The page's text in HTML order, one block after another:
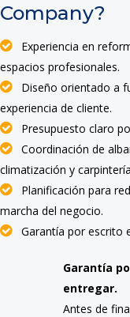
Company?
Experiencia en
espacios profesionales.
Diseño orientado a
experiencia de cliente.
Presupuesto claro
Coordinación de
climatización y
Planificación para
marcha del negocio.
Garantía por escrito
Garantía
entregar.
Antes de